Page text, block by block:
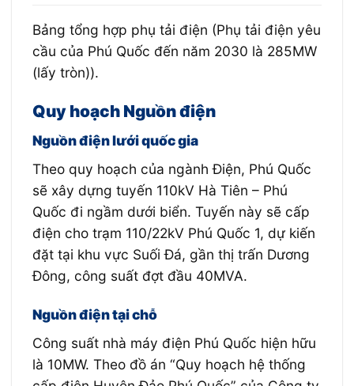
Bảng tổng hợp phụ tải điện (Phụ tải điện yêu
cầu của Phú Quốc đến năm 2030 là 285MW
(lấy tròn)).
Quy hoạch Nguồn điện
Nguồn điện lưới quốc gia
Theo quy hoạch của ngành Điện, Phú Quốc
sẽ xây dựng tuyến 110kV Hà Tiên – Phú
Quốc đi ngầm dưới biển. Tuyến này sẽ cấp
điện cho trạm 110/22kV Phú Quốc 1, dự kiến
đặt tại khu vực Suối Đá, gần thị trấn Dương
Đông, công suất đợt đầu 40MVA.
Nguồn điện tại chỗ
Công suất nhà máy điện Phú Quốc hiện hữu
là 10MW. Theo đồ án “Quy hoạch hệ thống